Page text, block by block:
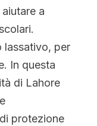
a
lassativo, per
In questa
di Lahore
protezione